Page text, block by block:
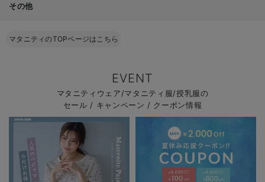
その他
マタニティのTOPページはこちら
EVENT
マタニティウェア/マタニティ服/授乳服の
セール / キャンペーン / クーポン情報